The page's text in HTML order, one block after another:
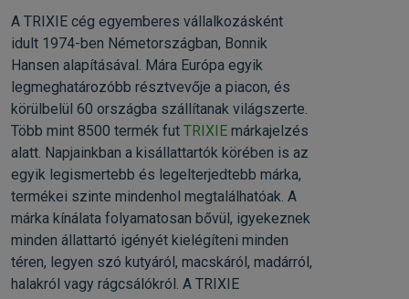
A TRIXIE cég egyemberes vállalkozásként
idult 1974-ben Németországban, Bonnik
Hansen alapításával. Mára Európa egyik
legmeghatározóbb résztvevője a piacon, és
körülbelül 60 országba szállítanak világszerte.
Több mint 8500 termék fut TRIXIE márkajelzés
alatt. Napjainkban a kisállattartók körében is az
egyik legismertebb és legelterjedtebb márka,
termékei szinte mindenhol megtalálhatóak. A
márka kínálata folyamatosan bővül, igyekeznek
minden állattartó igényét kielégíteni minden
téren, legyen szó kutyáról, macskáról, madárról,
halakról vagy rágcsálókról. A TRIXIE